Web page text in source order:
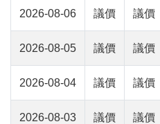
2026-08-06 議價 議價
2026-08-05 議價 議價
2026-08-04 議價 議價
2026-08-03 議價 議價